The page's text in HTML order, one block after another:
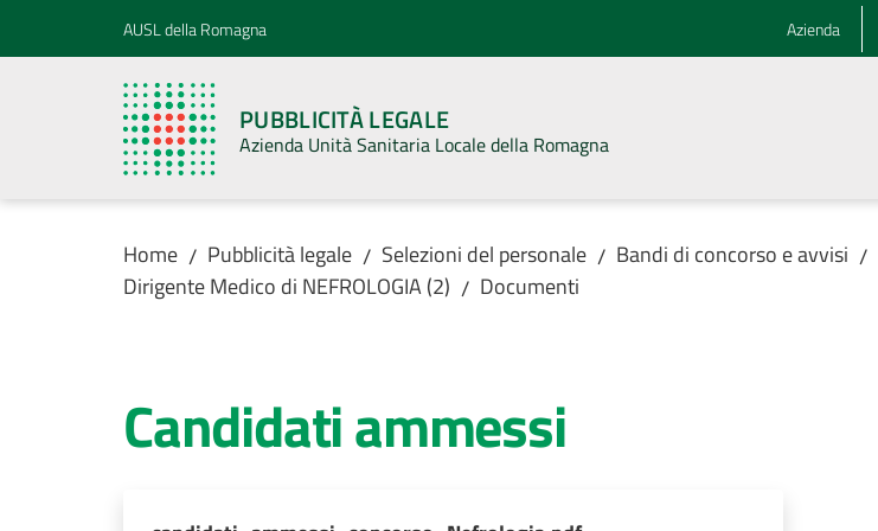
Vai al contenuto
Vai alla navigazioneAUSL della Romagna Azienda
PUBBLICITÀ LEGALE
Azienda Unità Sanitaria Locale della Romagna
Home / Pubblicità legale / Selezioni del personale / Bandi di concorso e avvisi /
Dirigente Medico di NEFROLOGIA (2) / Documenti
Candidati ammessi